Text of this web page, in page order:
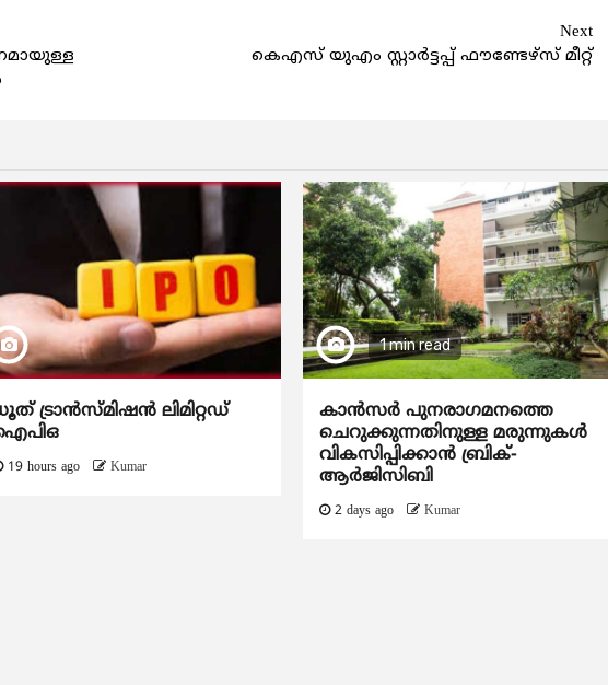
Next
കെഎസ് യുഎം സ്റ്റാര്‍ട്ടപ്പ് ഫൗണ്ടേഴ്സ് മീറ്റ്
ട്രാൻസ്മിഷൻ ലിമിറ്റഡ്
19 hours ago Kumar
1 min read
കാന്‍സര്‍ പുനരാഗമനത്തെ
ചെറുക്കുന്നതിനുള്ള മരുന്നുകള്‍
വികസിപ്പിക്കാന്‍ ബ്രിക്-
ആര്‍ജിസിബി
2 days ago Kumar